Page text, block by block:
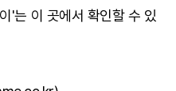
'는 이 곳에서 확인할 수 있